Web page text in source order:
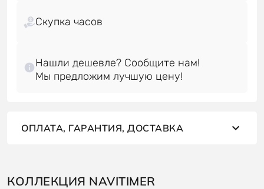
Скупка часов
Нашли дешевле? Сообщите нам!
ОПЛАТА, ГАРАНТИЯ, ДОСТАВКА
КОЛЛЕКЦИЯ NAVITIMER